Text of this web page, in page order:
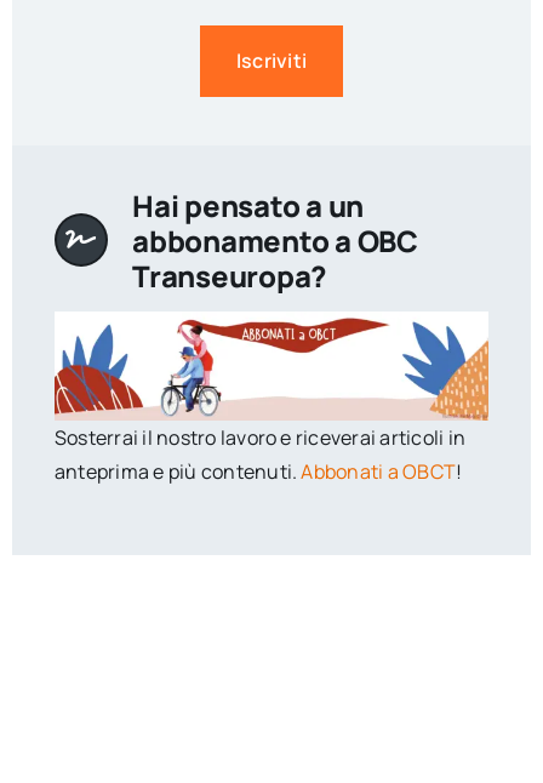
Iscriviti
Hai pensato a un
abbonamento a OBC
Transeuropa?
Sosterrai il nostro lavoro e riceverai articoli in
anteprima e più contenuti.Abbonati a OBCT!